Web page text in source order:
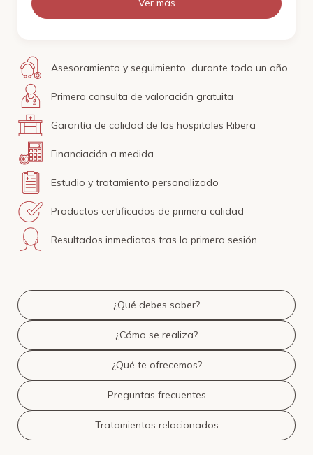
Asesoramiento y seguimiento durante todo un año
Primera consulta de valoración gratuita
Garantía de calidad de los hospitales Ribera
Financiación a medida
Estudio y tratamiento personalizado
Productos certificados de primera calidad
Resultados inmediatos tras la primera sesión
¿Qué debes saber?
¿Cómo se realiza?
¿Qué te ofrecemos?
Preguntas frecuentes
Tratamientos relacionados